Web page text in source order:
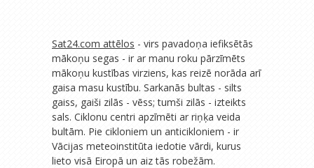
Sat24.com attēlos - virs pavadoņa iefiksētās
mākoņu segas - ir ar manu roku pārzīmēts
mākoņu kustības virziens, kas reizē norāda arī
gaisa masu kustību. Sarkanās bultas - silts
gaiss, gaiši zilās - vēss; tumši zilās - izteikts
sals. Ciklonu centri apzīmēti ar riņķa veida
bultām. Pie cikloniem un anticikloniem - ir
Vācijas meteoinstitūta iedotie vārdi, kurus
lieto visā Eiropā un aiz tās robežām.